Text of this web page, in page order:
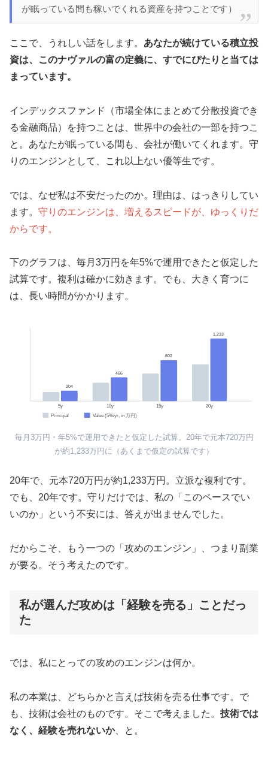
が眠っている間も稼いでくれる資産を持つことです）
ここで、うれしい話をします。 あなたが続けている積立投
資は、このナヴァルの富の定義に、すでにぴたりと当ては
まっています。
インデックスファンド（市場全体にまとめて分散投資でき
る金融商品）を持つことは、世界中の会社の一部を持つこ
と。あなたが眠っている間も、会社が働いてくれます。守
りのエンジンとして、これ以上ない優等生です。
では、なぜ私は不安だったのか。理由は、はっきりしてい
ます。 守りのエンジンは、増えるスピードが、ゆっくりだ
からです。
下のグラフは、毎月3万円を年5%で運用できたと仮定した
試算です。複利は確かに効きます。でも、大きく育つに
は、長い時間がかかります。
5y
204
10y
466
15y
802
20y
1,233
Principal Value (5%/yr, in 万円)
毎月3万円・年5%で運用できたと仮定した試算。20年で元本720万円
が約1,233万円に（あくまで仮定の試算です）
20年で、元本720万円が約1,233万円。立派な複利です。
でも、20年です。守りだけでは、私の「このペースでい
いのか」という不安には、答えが出ませんでした。
だからこそ、もう一つの「攻めのエンジン」、つまり副業
が要る。そう考えたのです。
私が選んだ攻めは「経験を売る」ことだっ
た
では、私にとっての攻めのエンジンは何か。
私の本業は、どちらかと言えば技術を売る仕事です。で
も、技術は会社のものです。そこで考えました。 技術では
なく、経験を売れないか、と。